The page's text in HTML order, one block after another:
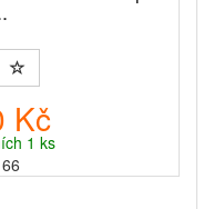
Kč
1 ks